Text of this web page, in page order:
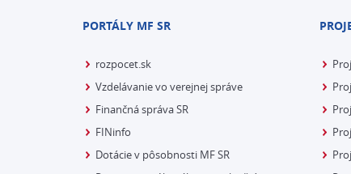
PORTÁLY MF SR
rozpocet.sk
Vzdelávanie vo verejnej správe
Finančná správa SR
FINinfo
Dotácie v pôsobnosti MF SR